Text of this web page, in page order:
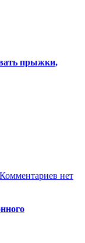
прыжки,
Комментариев нет